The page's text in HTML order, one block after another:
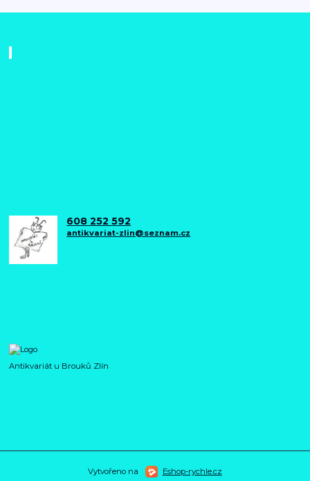
608 252 592
antikvariat-zlin@seznam.cz
Antikvariát u Brouků Zlín
Vytvořeno na Eshop-rychle.cz